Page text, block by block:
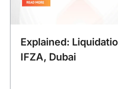
Explained:
IFZA, Dubai